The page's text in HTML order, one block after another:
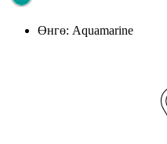
Өнгө: Aquamarine